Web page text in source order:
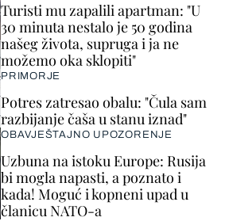
Turisti mu zapalili apartman: "U
30 minuta nestalo je 50 godina
našeg života, supruga i ja ne
možemo oka sklopiti"
PRIMORJE
Potres zatresao obalu: "Čula sam
razbijanje čaša u stanu iznad"
OBAVJEŠTAJNO UPOZORENJE
Uzbuna na istoku Europe: Rusija
bi mogla napasti, a poznato i
kada! Moguć i kopneni upad u
članicu NATO-a